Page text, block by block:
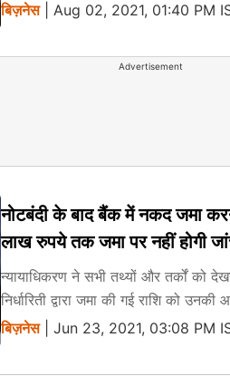
बिज़नेस| Aug 02, 2021, 01:40 PM
Advertisement
नोटबंदी के बाद बैंक में नकद जमा
लाख रुपये तक जमा पर नहीं होगी
न्यायाधिकरण ने सभी तथ्यों और तर्कों को
निर्धारिती द्वारा जमा की गई राशि को
बिज़नेस| Jun 23, 2021, 03:08 PM